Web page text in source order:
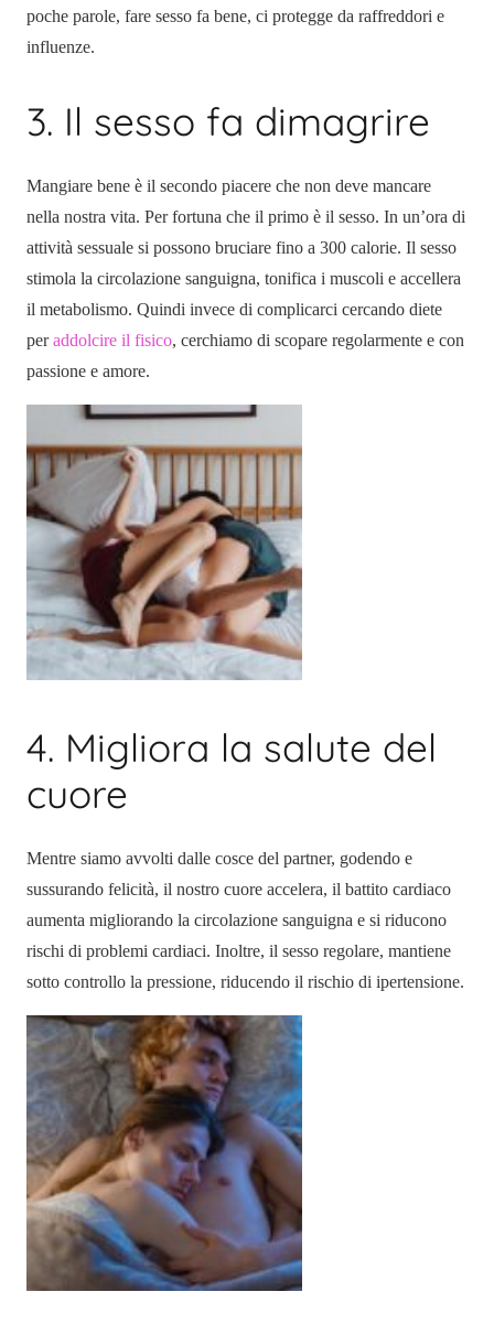
poche parole, fare sesso fa bene, ci protegge da raffreddori e
influenze.
3. Il sesso fa dimagrire
Mangiare bene è il secondo piacere che non deve mancare
nella nostra vita. Per fortuna che il primo è il sesso. In un’ora di
attività sessuale si possono bruciare fino a 300 calorie. Il sesso
stimola la circolazione sanguigna, tonifica i muscoli e accellera
il metabolismo. Quindi invece di complicarci cercando diete
peraddolcire il fisico, cerchiamo di scopare regolarmente e con
passione e amore.
4. Migliora la salute del
cuore
Mentre siamo avvolti dalle cosce del partner, godendo e
sussurando felicità, il nostro cuore accelera, il battito cardiaco
aumenta migliorando la circolazione sanguigna e si riducono
rischi di problemi cardiaci. Inoltre, il sesso regolare, mantiene
sotto controllo la pressione, riducendo il rischio di ipertensione.